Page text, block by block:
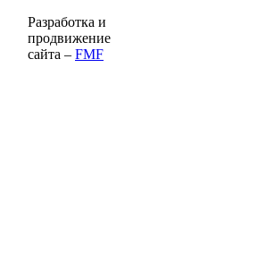
Разработка и
продвижение
сайта – FMF